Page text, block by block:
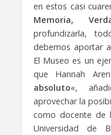
en estos casi
Memoria,
profundizarla,
debemos aportar
El Museo es un
que Hannah
absoluto«,
aprovechar la
como docente de
Universidad de